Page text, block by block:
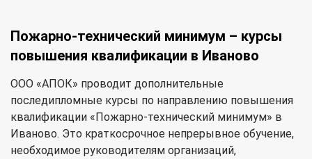
Пожарно-технический минимум – курсы
повышения квалификации в Иваново
ООО «АПОК» проводит дополнительные
последипломные курсы по направлению повышения
квалификации «Пожарно-технический минимум» в
Иваново. Это краткосрочное непрерывное обучение,
необходимое руководителям организаций,